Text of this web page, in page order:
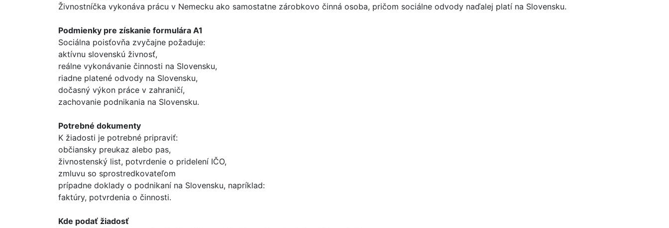
Živnostníčka vykonáva prácu v Nemecku ako samostatne zárobkovo činná osoba, pričom sociálne odvody naďalej platí na Slovensku.
Podmienky pre získanie formulára A1
Sociálna poisťovňa zvyčajne požaduje:
aktívnu slovenskú živnosť,
reálne vykonávanie činnosti na Slovensku,
riadne platené odvody na Slovensku,
dočasný výkon práce v zahraničí,
zachovanie podnikania na Slovensku.
Potrebné dokumenty
K žiadosti je potrebné pripraviť:
občiansky preukaz alebo pas,
živnostenský list, potvrdenie o pridelení IČO,
zmluvu so sprostredkovateľom
prípadne doklady o podnikaní na Slovensku, napríklad:
faktúry, potvrdenia o činnosti.
Kde podať žiadosť